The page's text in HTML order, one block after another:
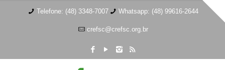
Telefone: (48) 3348-7007 Whatsapp: (48) 99616-2644
crefsc@crefsc.org.br